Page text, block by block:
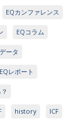
EQカンファレンス
EQコラム
ータ
EQレポート
history ICF